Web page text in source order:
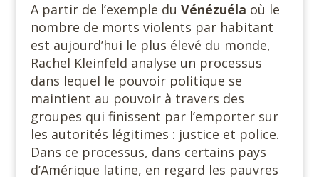
A partir de l’exemple du Vénézuéla où le
nombre de morts violents par habitant
est aujourd’hui le plus élevé du monde,
Rachel Kleinfeld analyse un processus
dans lequel le pouvoir politique se
maintient au pouvoir à travers des
groupes qui finissent par l’emporter sur
les autorités légitimes : justice et police.
Dans ce processus, dans certains pays
d’Amérique latine, en regard les pauvres